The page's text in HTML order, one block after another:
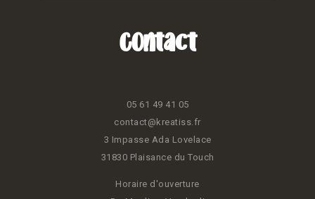
Contact
05 61 49 41 05
contact@kreatiss.fr
3 Impasse Ada Lovelace
31830 Plaisance du Touch
Horaire d'ouverture